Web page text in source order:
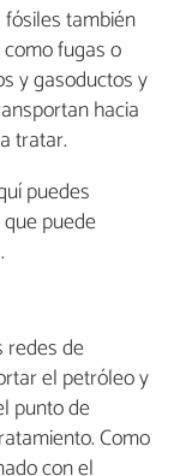
también
fugas o
y gasoductos y
hacia
tratar.
puedes
puede
.
redes de
el petróleo y
punto de
Como